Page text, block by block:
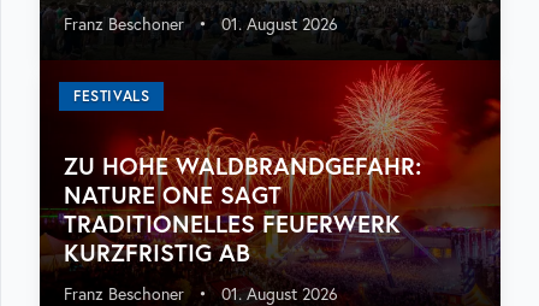
Franz Beschoner • 01. August 2026
FESTIVALS
ZU HOHE WALDBRANDGEFAHR:
NATURE ONE SAGT
TRADITIONELLES FEUERWERK
KURZFRISTIG AB
Franz Beschoner • 01. August 2026